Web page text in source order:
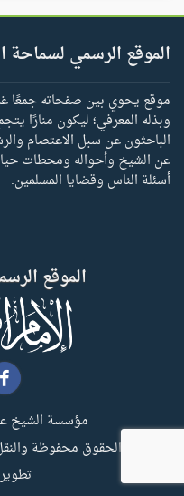
الموقع الرسمي لسماحة
موقع يحوي بين صفحاته جمعًا
وبذله المعرفي؛ ليكون منارًا
الباحثون عن سبل الاعتصام
عن الشيخ وأحواله ومحطات
أسئلة الناس وقضايا المسلمين.
الموقع
مؤسسة الشيخ
جميع الحقوق محفوظة